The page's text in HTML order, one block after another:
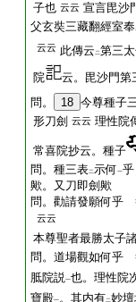
子也 云云 宣言毘沙
父玄奘三藏翻經室奉
云云 此傳云 二第三
院
云。毘沙門第
問。
18 今尊種子
形刀劍 云云 理性院
常喜院抄云。種子
問。種三表二示何一
歟。又刀即劍歟
問。勸請發願何乎
云云
本尊聖者最勝太子
問。道場觀如何乎
胝院説一也。理性院
寶殿一。其内有二妙